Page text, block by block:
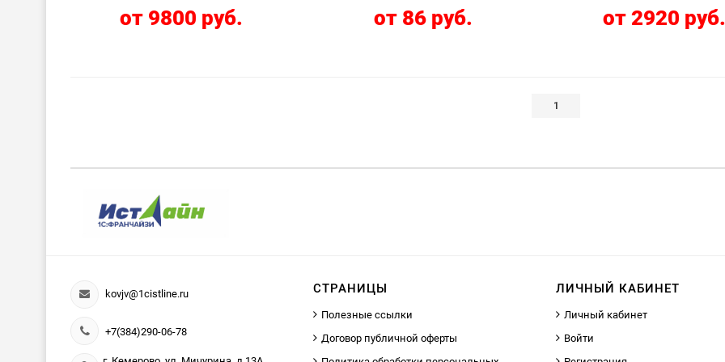
от 9800 руб. от 86 руб. от 2920
1
kovjv@1cistline.ru
+7(384)290-06-78
СТРАНИЦЫ
Полезные ссылки
Договор публичной оферты
ЛИЧНЫЙ КАБИНЕТ
Личный кабинет
Войти